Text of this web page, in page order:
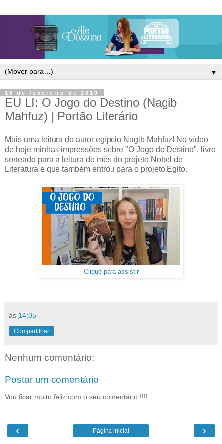
▼
18 de fevereiro de 2019
EU LI: O Jogo do Destino (Nagib
Mahfuz) | Portão Literário
Mais uma leitura do autor egípcio Nagib Mahfuz! No vídeo
de hoje minhas impressões sobre "O Jogo do Destino", livro
sorteado para a leitura do mês do projeto Nobel de
Literatura e que também entrou para o projeto Egito.
Clique para assistir
às 14:05
Compartilhar
Nenhum comentário:
Postar um comentário
Vou ficar muito feliz com o seu comentário !!!!
‹ ›
Página inicial